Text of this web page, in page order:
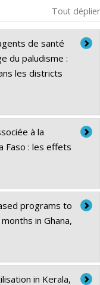
Tout déplier
de santé
du paludisme :
les districts
à la
Faso : les effets
programs to
in Ghana,
in Kerala,